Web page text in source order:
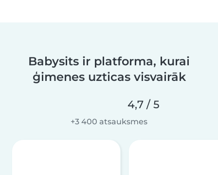
Babysits ir platforma, kurai
ģimenes uzticas visvairāk
4,7 / 5
+3 400 atsauksmes